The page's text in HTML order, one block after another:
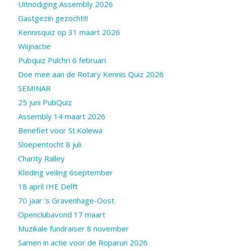
Uitnodiging Assembly 2026
Gastgezin gezocht!!!
Kennisquiz op 31 maart 2026
Wiijnactie
Pubquiz Pulchri 6 februari
Doe mee aan de Rotary Kennis Quiz 2026
SEMINAR
25 juni PubQuiz
Assembly 14 maart 2026
Benefiet voor St.Kolewa
Sloepentocht 8 juli
Charity Ralley
Kleding veiling 6september
18 april IHE Delft
70 jaar 's Gravenhage-Oost
Openclubavond 17 maart
Muzikale fundraiser 8 november
Samen in actie voor de Roparun 2026